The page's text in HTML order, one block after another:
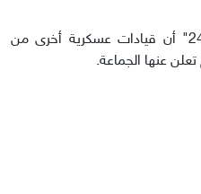
وتؤكد مصادر عسكرية لـ "سوث24" أن قيادات عسكرية أخرى من
عنها الجماعة.